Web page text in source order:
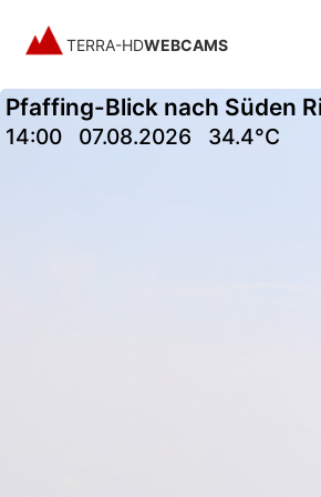
TERRA-HDWEBCAMS
Pfaffing-Blick nach Süden
14:00 07.08.2026 34.4°C